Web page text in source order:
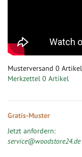
Musterversand 0 Artikel
Merkzettel 0 Artikel
Gratis-Muster
Jetzt anfordern:
service@woodstore24.de